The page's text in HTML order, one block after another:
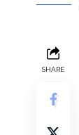
SHARE